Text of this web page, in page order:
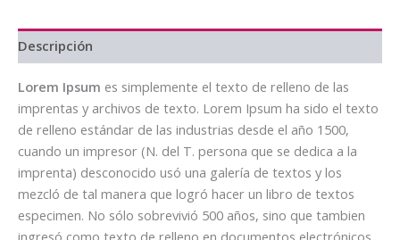
Descripción
Lorem Ipsum es simplemente el texto de relleno de las
imprentas y archivos de texto. Lorem Ipsum ha sido el texto
de relleno estándar de las industrias desde el año 1500,
cuando un impresor (N. del T. persona que se dedica a la
imprenta) desconocido usó una galería de textos y los
mezcló de tal manera que logró hacer un libro de textos
especimen. No sólo sobrevivió 500 años, sino que tambien